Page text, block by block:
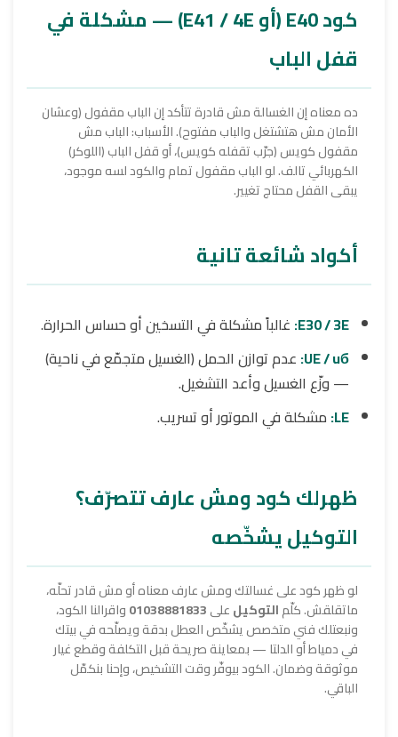
كود E40 (أو E41 / 4E) — مشكلة في
قفل الباب
ده معناه إن الغسالة مش قادرة تتأكد إن الباب مقفول (وعشان
الأمان مش هتشتغل والباب مفتوح). الأسباب: الباب مش
مقفول كويس (جرّب تقفله كويس)، أو قفل الباب (اللوكر)
الكهربائي تالف. لو الباب مقفول تمام والكود لسه موجود،
يبقى القفل محتاج تغيير.
أكواد شائعة تانية
E30 / 3E: غالباً مشكلة في التسخين أو حساس الحرارة.
UE / uб: عدم توازن الحمل (الغسيل متجمّع في ناحية)
— وزّع الغسيل وأعد التشغيل.
LE: مشكلة في الموتور أو تسريب.
ظهرلك كود ومش عارف تتصرّف؟
التوكيل يشخّصه
لو ظهر كود على غسالتك ومش عارف معناه أو مش قادر تحلّه،
ماتقلقش. كلّمالتوكيلعلى01038881833واقرالنا الكود،
ونبعتلك فني متخصص يشخّص العطل بدقة ويصلّحه في بيتك
في دمياط أو الدلتا — بمعاينة صريحة قبل التكلفة وقطع غيار
موثوقة وضمان. الكود بيوفّر وقت التشخيص، وإحنا بنكمّل
الباقي.